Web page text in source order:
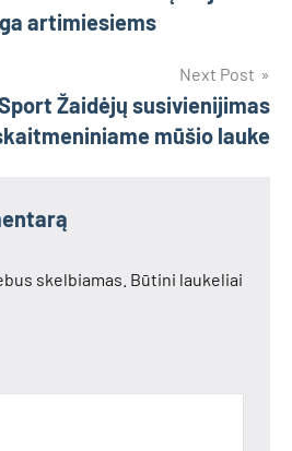
artimiesiems
Next Post
Žaidėjų susivienijimas
mūšio lauke
skelbiamas. Būtini laukeliai